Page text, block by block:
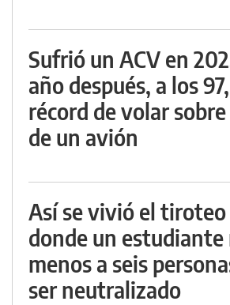
Sufrió un ACV en
año después, a los
récord de volar
de un avión
Así se vivió el tiroteo
donde un estudiante
menos a seis
ser neutralizado